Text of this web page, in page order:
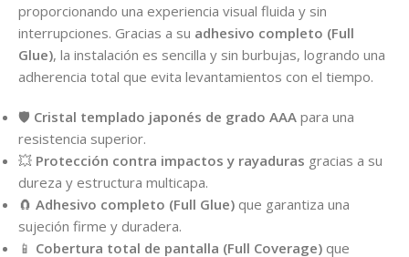
proporcionando una experiencia visual fluida y sin
interrupciones. Gracias a su adhesivo completo (Full
Glue), la instalación es sencilla y sin burbujas, logrando una
adherencia total que evita levantamientos con el tiempo.
🛡️ Cristal templado japonés de grado AAA para una
resistencia superior.
💥 Protección contra impactos y rayaduras gracias a su
dureza y estructura multicapa.
🧲 Adhesivo completo (Full Glue) que garantiza una
sujeción firme y duradera.
📱 Cobertura total de pantalla (Full Coverage) que